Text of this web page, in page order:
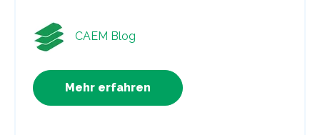
CAEM Blog
Mehr erfahren